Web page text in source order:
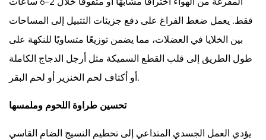
الشائعة
المصنوعة
بالهبوط
الفراغي
نصائح
للحصول
أفضل
فقط. يعمل ضغط الفراغ على دفع جزيئات التتبيل إلى المساحات
بين الخلايا في العضلات، مما يضمن توزيعًا متساويًا للنكهة على
طول الطريق إلى قلب القطع السميكة مثل أرجل الدجاج الكاملة
أو أكتاف لحم الخنزير أو لحم البقر.
تحسين طراوة اللحوم وملمسها
يؤدي العمل الجسدي المتداعي إلى تحطيم النسيج الضام القاسي